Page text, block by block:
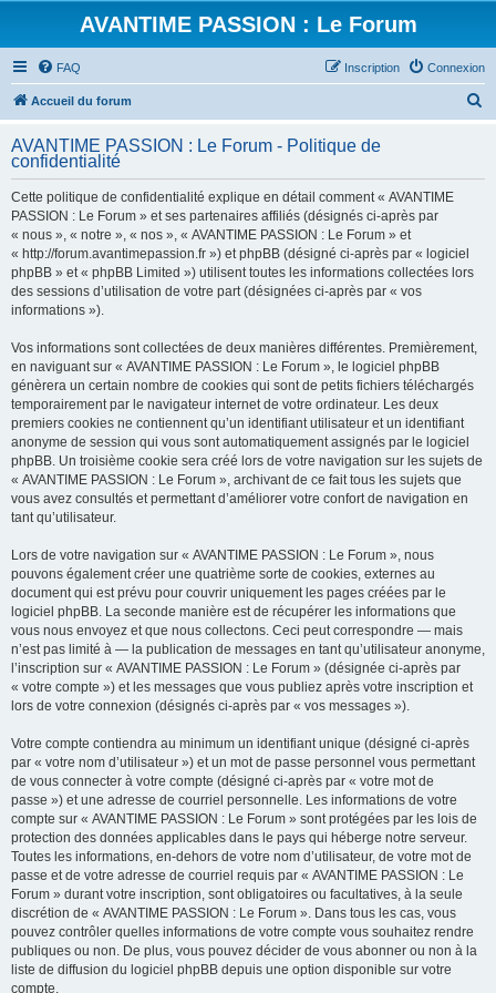
AVANTIME PASSION : Le Forum
FAQ Connexion
Inscription
Accueil du forum
h
AVANTIME PASSION : Le Forum - Politique de
confidentialité
Cette politique de confidentialité explique en détail comment « AVANTIME
PASSION : Le Forum » et ses partenaires affiliés (désignés ci-après par
« nous », « notre », « nos », « AVANTIME PASSION : Le Forum » et
« http://forum.avantimepassion.fr ») et phpBB (désigné ci-après par « logiciel
phpBB » et « phpBB Limited ») utilisent toutes les informations collectées lors
des sessions d’utilisation de votre part (désignées ci-après par « vos
informations »).
Vos informations sont collectées de deux manières différentes. Premièrement,
en naviguant sur « AVANTIME PASSION : Le Forum », le logiciel phpBB
génèrera un certain nombre de cookies qui sont de petits fichiers téléchargés
temporairement par le navigateur internet de votre ordinateur. Les deux
premiers cookies ne contiennent qu’un identifiant utilisateur et un identifiant
anonyme de session qui vous sont automatiquement assignés par le logiciel
phpBB. Un troisième cookie sera créé lors de votre navigation sur les sujets de
« AVANTIME PASSION : Le Forum », archivant de ce fait tous les sujets que
vous avez consultés et permettant d’améliorer votre confort de navigation en
tant qu’utilisateur.
Lors de votre navigation sur « AVANTIME PASSION : Le Forum », nous
pouvons également créer une quatrième sorte de cookies, externes au
document qui est prévu pour couvrir uniquement les pages créées par le
logiciel phpBB. La seconde manière est de récupérer les informations que
vous nous envoyez et que nous collectons. Ceci peut correspondre — mais
n’est pas limité à — la publication de messages en tant qu’utilisateur anonyme,
l’inscription sur « AVANTIME PASSION : Le Forum » (désignée ci-après par
« votre compte ») et les messages que vous publiez après votre inscription et
lors de votre connexion (désignés ci-après par « vos messages »).
Votre compte contiendra au minimum un identifiant unique (désigné ci-après
par « votre nom d’utilisateur ») et un mot de passe personnel vous permettant
de vous connecter à votre compte (désigné ci-après par « votre mot de
passe ») et une adresse de courriel personnelle. Les informations de votre
compte sur « AVANTIME PASSION : Le Forum » sont protégées par les lois de
protection des données applicables dans le pays qui héberge notre serveur.
Toutes les informations, en-dehors de votre nom d’utilisateur, de votre mot de
passe et de votre adresse de courriel requis par « AVANTIME PASSION : Le
Forum » durant votre inscription, sont obligatoires ou facultatives, à la seule
discrétion de « AVANTIME PASSION : Le Forum ». Dans tous les cas, vous
pouvez contrôler quelles informations de votre compte vous souhaitez rendre
publiques ou non. De plus, vous pouvez décider de vous abonner ou non à la
liste de diffusion du logiciel phpBB depuis une option disponible sur votre
compte.